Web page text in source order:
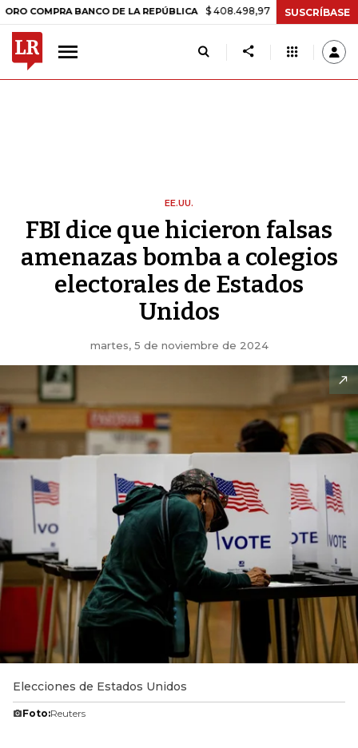
BANCO DE LA REPÚBLICA $ 408.498,97 +$ 8.753,81 +2,19%
SUSCRÍBASE
EE.UU.
FBI dice que hicieron falsas
amenazas bomba a colegios
electorales de Estados
Unidos
martes, 5 de noviembre de 2024
Elecciones de Estados Unidos
Foto:Reuters